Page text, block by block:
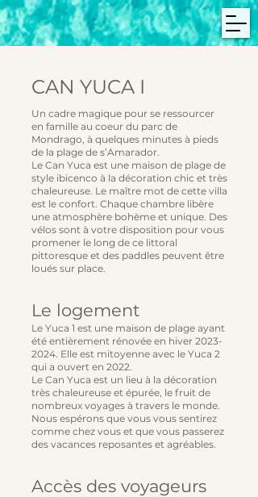
CAN YUCA I
Un cadre magique pour se ressourcer
en famille au coeur du parc de
Mondrago, à quelques minutes à pieds
de la plage de s’Amarador.
Le Can Yuca est une maison de plage de
style ibicenco à la décoration chic et très
chaleureuse. Le maître mot de cette villa
est le confort. Chaque chambre libère
une atmosphère bohème et unique. Des
vélos sont à votre disposition pour vous
promener le long de ce littoral
pittoresque et des paddles peuvent être
loués sur place.
Le logement
Le Yuca 1 est une maison de plage ayant
été entièrement rénovée en hiver 2023-
2024. Elle est mitoyenne avec le Yuca 2
qui a ouvert en 2022.
Le Can Yuca est un lieu à la décoration
très chaleureuse et épurée, le fruit de
nombreux voyages à travers le monde.
Nous espérons que vous vous sentirez
comme chez vous et que vous passerez
des vacances reposantes et agréables.
Accès des voyageurs